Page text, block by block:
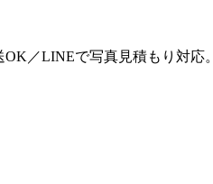
／LINEで写真見積もり対応。